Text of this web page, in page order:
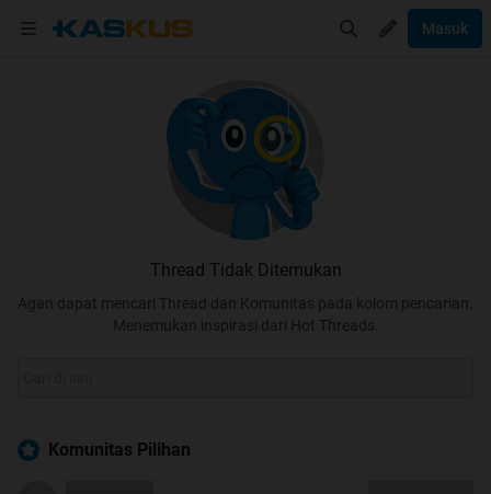
Masuk
Thread Tidak Ditemukan
Agan dapat mencari Thread dan Komunitas pada kolom pencarian.
Menemukan inspirasi dari Hot Threads.
Komunitas Pilihan